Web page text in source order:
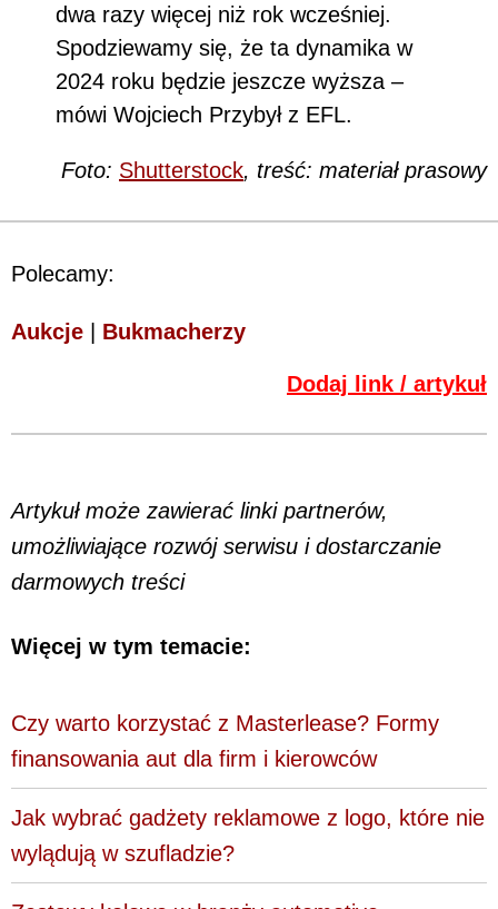
dwa razy więcej niż rok wcześniej.
Spodziewamy się, że ta dynamika w
2024 roku będzie jeszcze wyższa –
mówi Wojciech Przybył z EFL.
Foto: Shutterstock, treść: materiał prasowy
Polecamy:
Aukcje Bukmacherzy
Dodaj link / artykuł
Artykuł może zawierać linki partnerów,
umożliwiające rozwój serwisu i dostarczanie
darmowych treści
Więcej w tym temacie:
Czy warto korzystać z Masterlease? Formy
finansowania aut dla firm i kierowców
Jak wybrać gadżety reklamowe z logo, które nie
wylądują w szufladzie?